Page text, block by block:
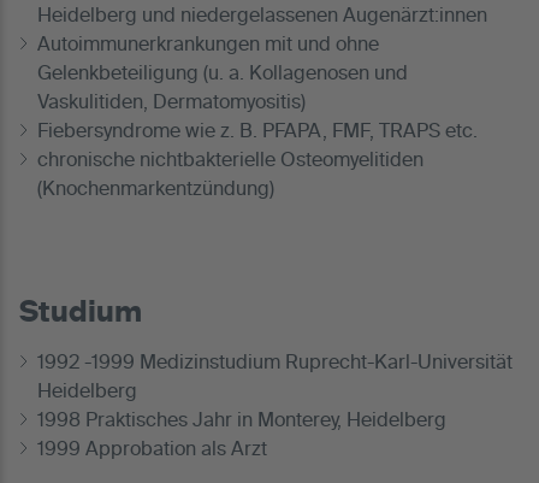
Heidelberg und niedergelassenen Augenärzt:innen
Autoimmunerkrankungen mit und ohne
Gelenkbeteiligung (u. a. Kollagenosen und
Vaskulitiden, Dermatomyositis)
Fiebersyndrome wie z. B. PFAPA, FMF, TRAPS etc.
chronische nichtbakterielle Osteomyelitiden
(Knochenmarkentzündung)
Studium
1992 -1999 Medizinstudium Ruprecht-Karl-Universität
Heidelberg
1998 Praktisches Jahr in Monterey, Heidelberg
1999 Approbation als Arzt